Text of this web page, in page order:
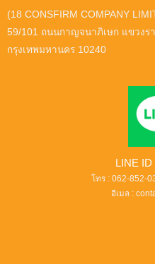
(18 CONSFIRM COMPANY
59/101 ถนนกาญจนาภิเษก แขวงร
กรุงเทพมหานคร 10240
LINE ID
โทร : 062-852-
อีเมล :